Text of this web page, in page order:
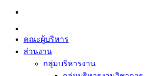
Skip
content
คณะผู้บริหาร
ส่วนงาน
กลุ่มบริหารงาน